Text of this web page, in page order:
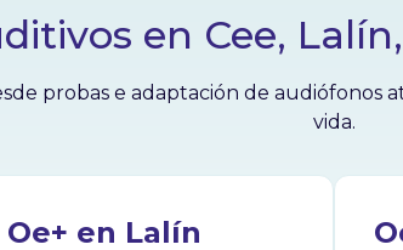
en Cee,
probas e adaptación de audiófonos
vida.
Oe+ en Lalín